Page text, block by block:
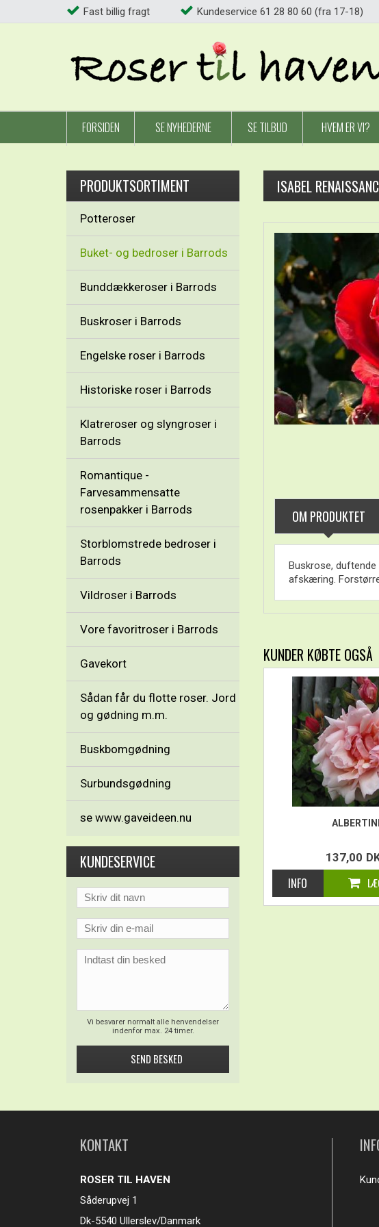
Fast billig fragt Kundeservice 61 28 80 60 (fra 17-18)
FORSIDEN SE NYHEDERNE SE TILBUD HVEM ER VI?
PRODUKTSORTIMENT
Potteroser
Buket- og bedroser i Barrods
Bunddækkeroser i Barrods
Buskroser i Barrods
Engelske roser i Barrods
Historiske roser i Barrods
Klatreroser og slyngroser i
Barrods
Romantique -
Farvesammensatte
rosenpakker i Barrods
Storblomstrede bedroser i
Barrods
Vildroser i Barrods
Vore favoritroser i Barrods
Gavekort
Sådan får du flotte roser. Jord
og gødning m.m.
Buskbomgødning
Surbundsgødning
se www.gaveideen.nu
KUNDESERVICE
Vi besvarer normalt alle henvendelser
indenfor max. 24 timer.
ISABEL
OM PRODUKTET
Buskrose,
afskæring.
KUNDER KØBTE OGSÅ
137,00
KONTAKT
ROSER TIL HAVEN
Såderupvej 1
Dk-5540 Ullerslev/Danmark